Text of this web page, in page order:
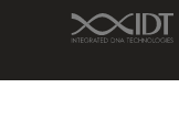
IDT Link